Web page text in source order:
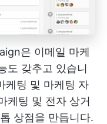
은 이메일 마케
도 갖추고 있습니
케팅 및 마케팅 자
케팅 및 전자 상거
상점을 만듭니다.